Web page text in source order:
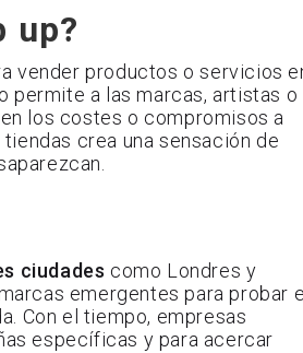
up?
vender productos o servicios
permite a las marcas, artistas o
los costes o compromisos a
crea una sensación de
ciudades como Londres y
emergentes para probar
Con el tiempo, empresas
específicas y para acercar